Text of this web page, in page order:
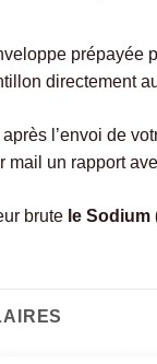
prépayée
directement
l’envoi de
mail un rapport
brute le Sodium